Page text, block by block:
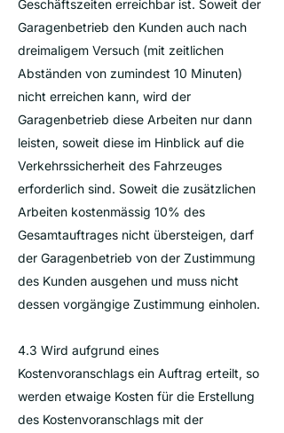
Geschäftszeiten erreichbar ist. Soweit der
Garagenbetrieb den Kunden auch nach
dreimaligem Versuch (mit zeitlichen
Abständen von zumindest 10 Minuten)
nicht erreichen kann, wird der
Garagenbetrieb diese Arbeiten nur dann
leisten, soweit diese im Hinblick auf die
Verkehrssicherheit des Fahrzeuges
erforderlich sind. Soweit die zusätzlichen
Arbeiten kostenmässig 10% des
Gesamtauftrages nicht übersteigen, darf
der Garagenbetrieb von der Zustimmung
des Kunden ausgehen und muss nicht
dessen vorgängige Zustimmung einholen.
4.3 Wird aufgrund eines
Kostenvoranschlags ein Auftrag erteilt, so
werden etwaige Kosten für die Erstellung
des Kostenvoranschlags mit der